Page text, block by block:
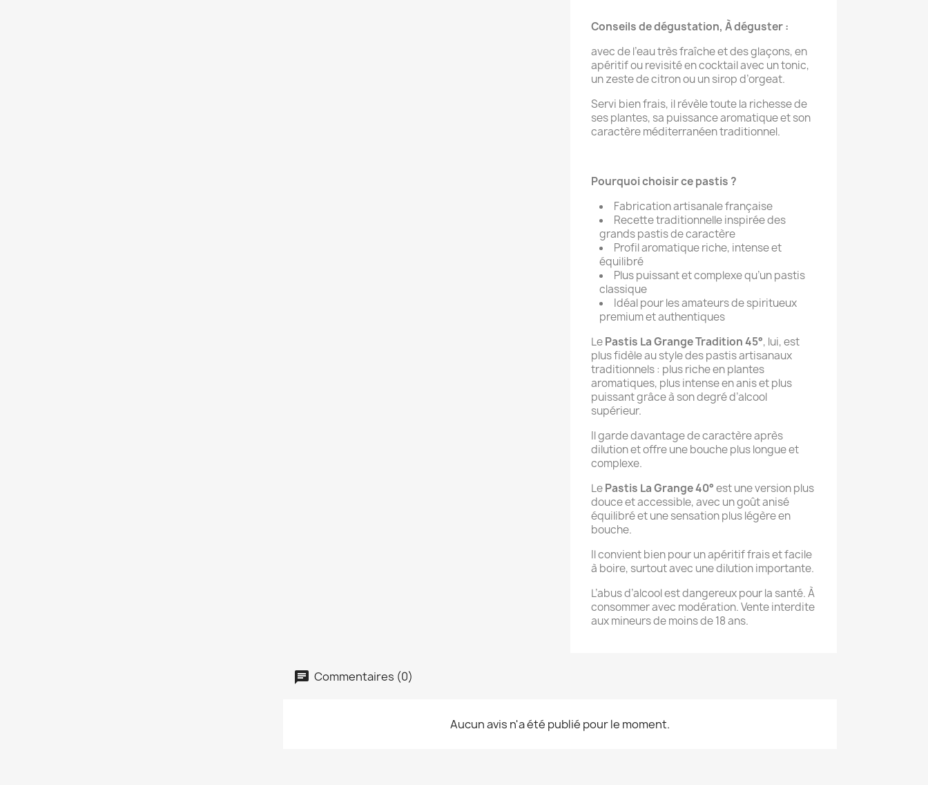
Conseils de dégustation, À déguster :
avec de l’eau très fraîche et des glaçons, en
apéritif ou revisité en cocktail avec un tonic,
un zeste de citron ou un sirop d’orgeat.
Servi bien frais, il révèle toute la richesse de
ses plantes, sa puissance aromatique et son
caractère méditerranéen traditionnel.
Pourquoi choisir ce pastis ?
Fabrication artisanale française
Recette traditionnelle inspirée des
grands pastis de caractère
Profil aromatique riche, intense et
équilibré
Plus puissant et complexe qu’un pastis
classique
Idéal pour les amateurs de spiritueux
premium et authentiques
LePastis La Grange Tradition 45°, lui, est
plus fidèle au style des pastis artisanaux
traditionnels : plus riche en plantes
aromatiques, plus intense en anis et plus
puissant grâce à son degré d’alcool
supérieur.
Il garde davantage de caractère après
dilution et offre une bouche plus longue et
complexe.
LePastis La Grange 40°est une version plus
douce et accessible, avec un goût anisé
équilibré et une sensation plus légère en
bouche.
Il convient bien pour un apéritif frais et facile
à boire, surtout avec une dilution importante.
L’abus d’alcool est dangereux pour la santé. À
consommer avec modération. Vente interdite
aux mineurs de moins de 18 ans.
Commentaires (0)
Aucun avis n'a été publié pour le moment.